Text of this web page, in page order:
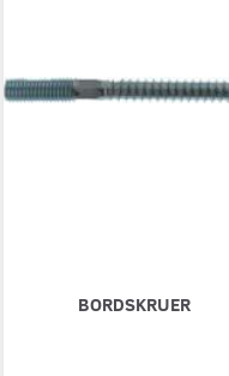
BORDSKRUER